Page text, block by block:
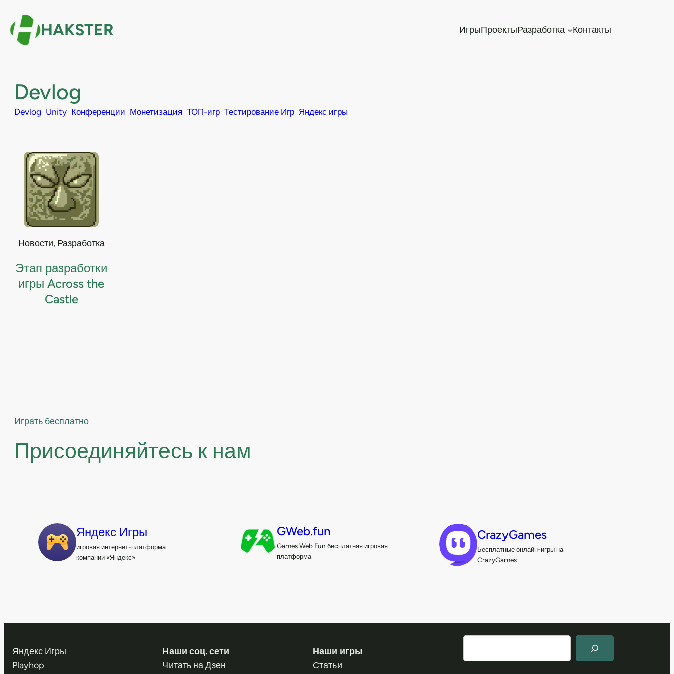
содержимомуHAKSTER ИгрыПроектыРазработка Контакты
Devlog
Devlog Unity Конференции Монетизация ТОП-игр Тестирование Игр Яндекс игры
Новости, Разработка
Этап разработки
игры Across the
Castle
Играть бесплатно
Присоединяйтесь к нам
Яндекс Игры
игровая интернет-платформа
компании «Яндекс»
GWeb.fun
Games Web Fun бесплатная игровая
платформа
CrazyGames
Бесплатные онлайн-игры на
CrazyGames
Яндекс Игры
Playhop
Наши соц. сети
Читать на Дзен
Наши игры
Статьи